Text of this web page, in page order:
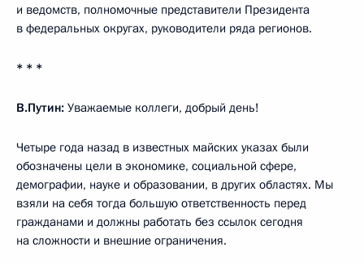
и ведомств, полномочные представители Президента
в федеральных округах, руководители ряда регионов.
* * *
В.Путин: Уважаемые коллеги, добрый день!
Четыре года назад в известных майских указах были
обозначены цели в экономике, социальной сфере,
демографии, науке и образовании, в других областях. Мы
взяли на себя тогда большую ответственность перед
гражданами и должны работать без ссылок сегодня
на сложности и внешние ограничения.